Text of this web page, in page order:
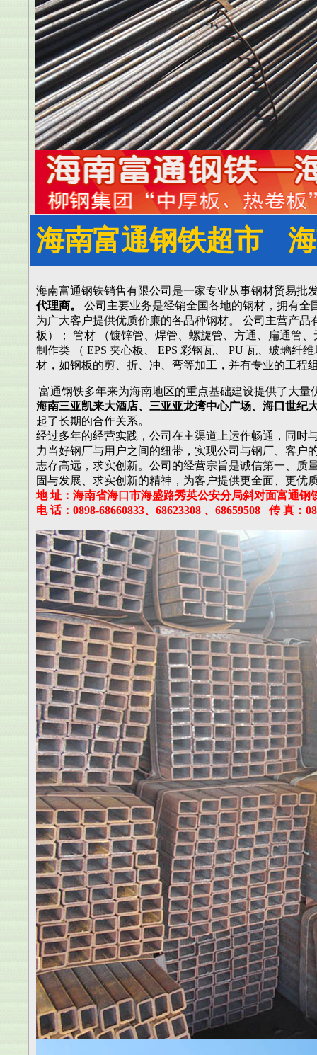
海南富通钢铁超市
海南富通钢铁销售有限公司是一家专业从事钢材贸易
代理商。 公司主要业务是经销全国各地的钢材，拥有
为广大客户提供优质价廉的各品种钢材。 公司主营产
板）； 管材 （镀锌管、焊管、螺旋管、方通、扁通管
制作类 （ EPS 夹心板、 EPS 彩钢瓦、 PU 瓦、玻璃纤
材，如钢板的剪、折、冲、弯等加工，并有专业的工程
富通钢铁多年来为海南地区的重点基础建设提供了大量
海南三亚凯来大酒店、三亚亚龙湾中心广场、海口世纪
起了长期的合作关系。
经过多年的经营实践，公司在主渠道上运作畅通，同时
力当好钢厂与用户之间的纽带，实现公司与钢厂、客户
志存高远，求实创新。公司的经营宗旨是诚信第一、质
固与发展、求实创新的精神，为客户提供更全面、更
地 址：海南省海口市海盛路秀英公安分局斜对面富通钢
电 话：0898-68660833、68623308 、68659508 传 真：